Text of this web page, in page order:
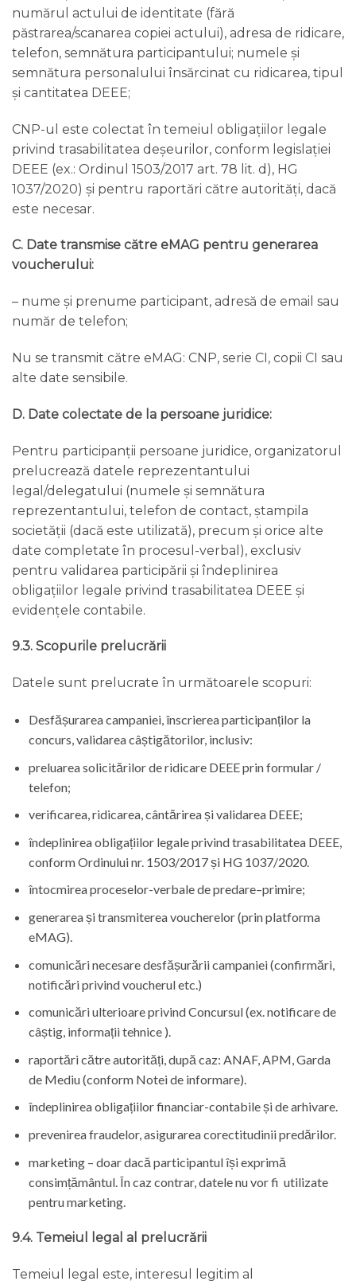
numărul actului de identitate (fără
păstrarea/scanarea copiei actului), adresa de ridicare,
telefon, semnătura participantului; numele și
semnătura personalului însărcinat cu ridicarea, tipul
și cantitatea DEEE;
CNP-ul este colectat în temeiul obligațiilor legale
privind trasabilitatea deșeurilor, conform legislației
DEEE (ex.: Ordinul 1503/2017 art. 78 lit. d), HG
1037/2020) și pentru raportări către autorități, dacă
este necesar.
C. Date transmise către eMAG pentru generarea
voucherului:
– nume și prenume participant, adresă de email sau
număr de telefon;
Nu se transmit către eMAG: CNP, serie CI, copii CI sau
alte date sensibile.
D. Date colectate de la persoane juridice:
Pentru participanții persoane juridice, organizatorul
prelucrează datele reprezentantului
legal/delegatului (numele și semnătura
reprezentantului, telefon de contact, ștampila
societății (dacă este utilizată), precum și orice alte
date completate în procesul-verbal), exclusiv
pentru validarea participării și îndeplinirea
obligațiilor legale privind trasabilitatea DEEE și
evidențele contabile.
9.3. Scopurile prelucrării
Datele sunt prelucrate în următoarele scopuri:
Desfășurarea campaniei, înscrierea participanților la
concurs, validarea câștigătorilor, inclusiv:
preluarea solicitărilor de ridicare DEEE prin formular /
telefon;
verificarea, ridicarea, cântărirea și validarea DEEE;
îndeplinirea obligațiilor legale privind trasabilitatea DEEE,
conform Ordinului nr. 1503/2017 și HG 1037/2020.
întocmirea proceselor-verbale de predare–primire;
generarea și transmiterea voucherelor (prin platforma
eMAG).
comunicări necesare desfășurării campaniei (confirmări,
notificări privind voucherul etc.)
comunicări ulterioare privind Concursul (ex. notificare de
câștig, informații tehnice ).
raportări către autorități, după caz: ANAF, APM, Garda
de Mediu (conform Notei de informare).
îndeplinirea obligațiilor financiar-contabile și de arhivare.
prevenirea fraudelor, asigurarea corectitudinii predărilor.
marketing – doar dacă participantul își exprimă
consimțământul. În caz contrar, datele nu vor fi utilizate
pentru marketing.
9.4. Temeiul legal al prelucrării
Temeiul legal este, interesul legitim al